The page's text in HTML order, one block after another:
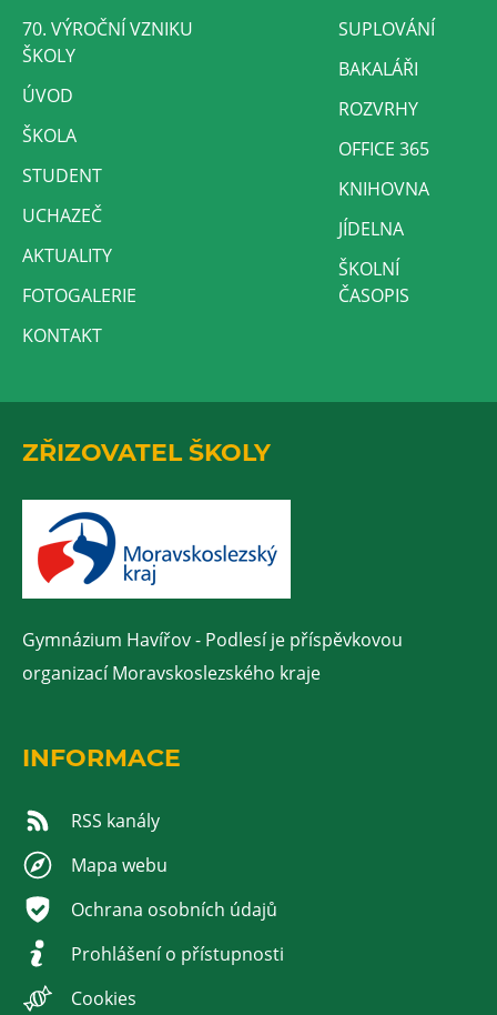
70. VÝROČNÍ VZNIKU
ŠKOLY
ÚVOD
ŠKOLA
STUDENT
UCHAZEČ
AKTUALITY
FOTOGALERIE
KONTAKT
SUPLOVÁNÍ
BAKALÁŘI
ROZVRHY
OFFICE 365
KNIHOVNA
JÍDELNA
ŠKOLNÍ
ČASOPIS
ZŘIZOVATEL ŠKOLY
Gymnázium Havířov - Podlesí je příspěvkovou
organizací Moravskoslezského kraje
INFORMACE
RSS kanály
Mapa webu
Ochrana osobních údajů
Prohlášení o přístupnosti
Cookies